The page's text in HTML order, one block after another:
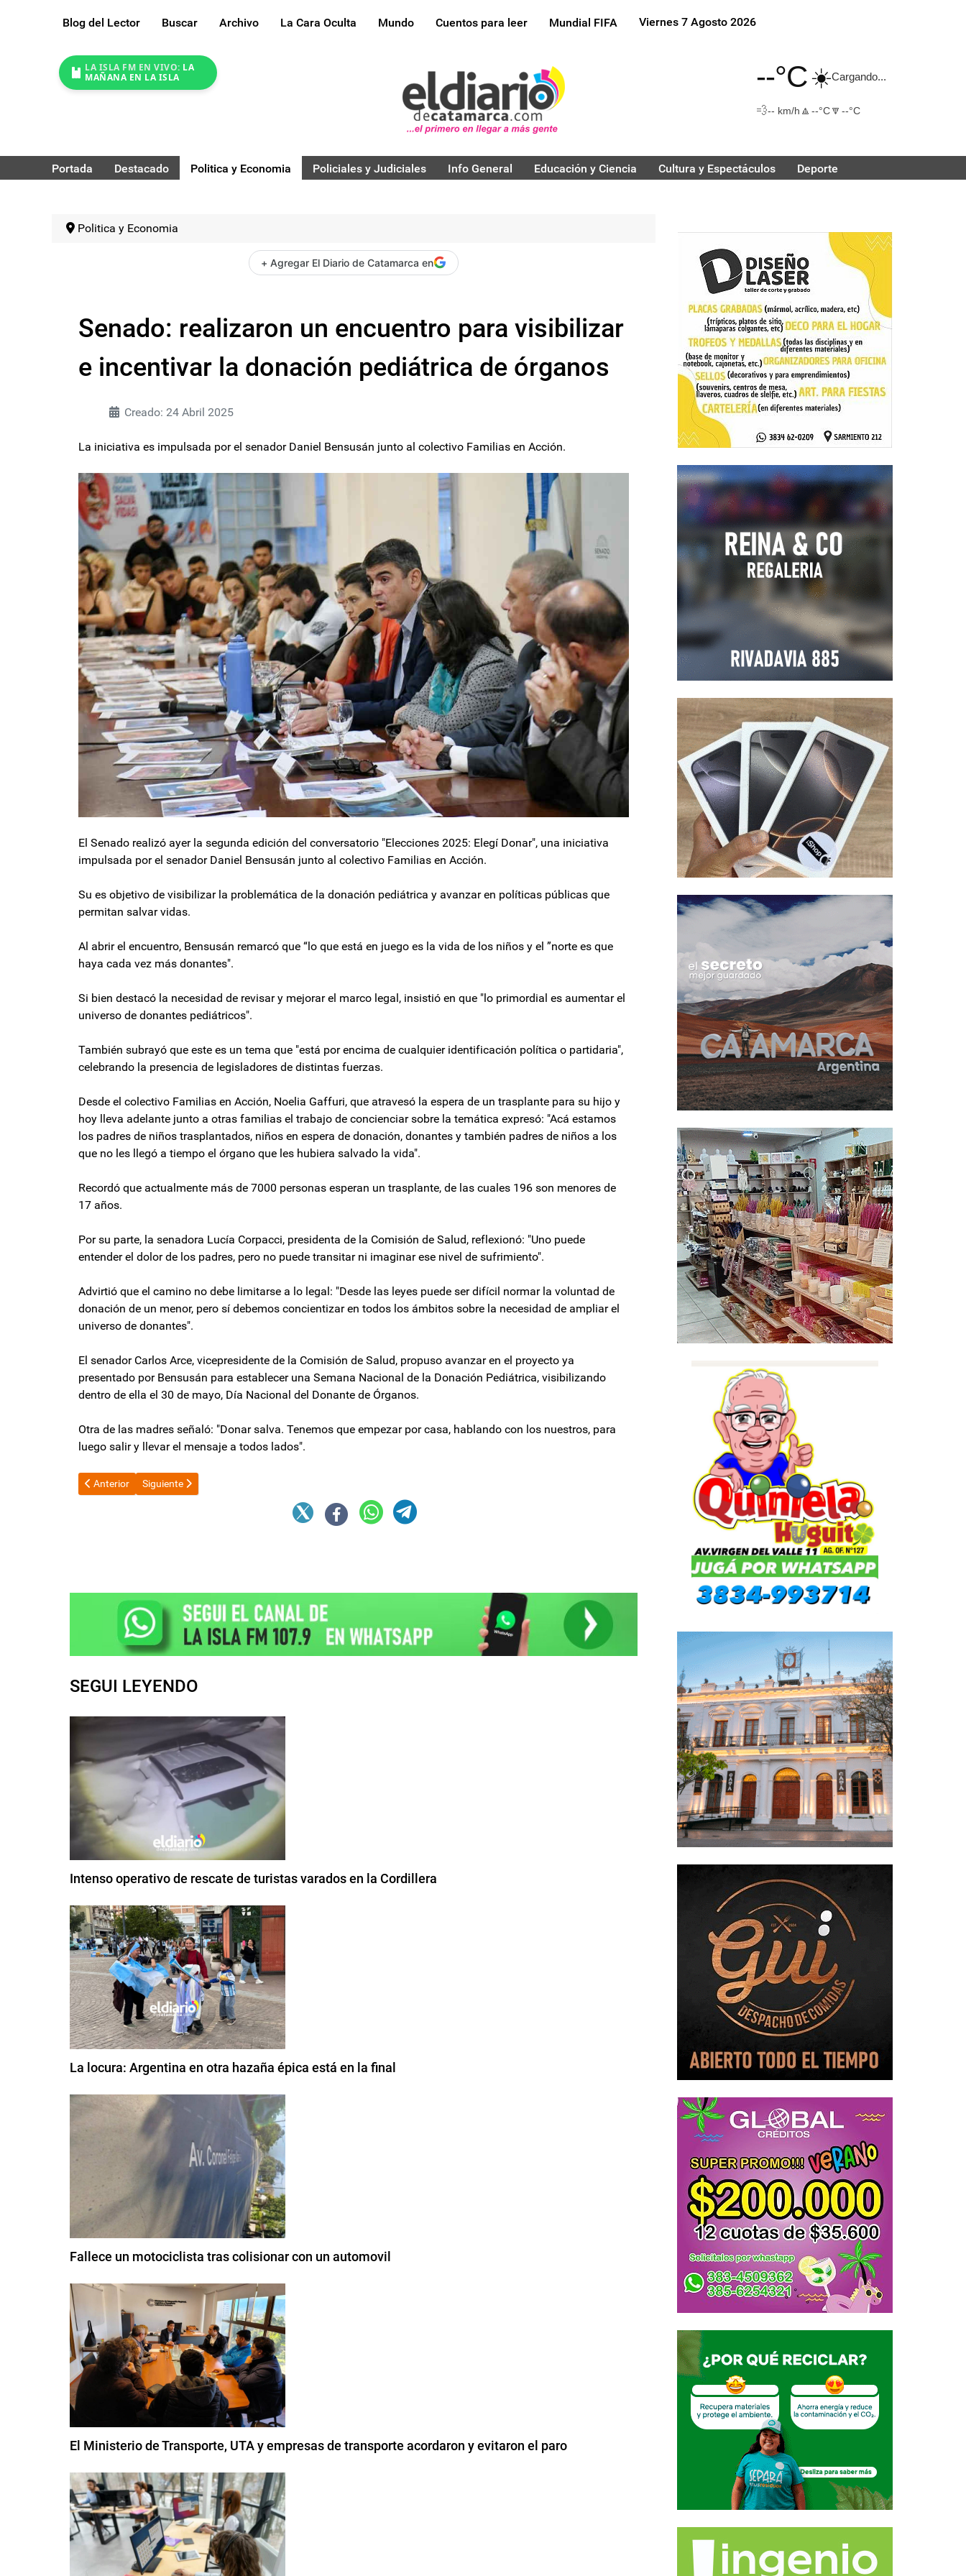
Blog del Lector Buscar Archivo La Cara Oculta Mundo Cuentos para leer Mundial FIFA Viernes 7 Agosto 2026
LA ISLA FM EN VIVO: LA
MAÑANA EN LA ISLA
--°C☀️Cargando...
💨-- km/h 🔼 --°C🔽 --°C
Portada Destacado Politica y Economia Policiales y Judiciales Info General Educación y Ciencia Cultura y Espectáculos Deporte
Politica y Economia
+ Agregar El Diario de Catamarca en
Senado: realizaron un encuentro para visibilizar
e incentivar la donación pediátrica de órganos
Creado: 24 Abril 2025
La iniciativa es impulsada por el senador Daniel Bensusán junto al colectivo Familias en Acción.
El Senado realizó ayer la segunda edición del conversatorio "Elecciones 2025: Elegí Donar", una iniciativa
impulsada por el senador Daniel Bensusán junto al colectivo Familias en Acción.
Su es objetivo de visibilizar la problemática de la donación pediátrica y avanzar en políticas públicas que
permitan salvar vidas.
Al abrir el encuentro, Bensusán remarcó que “lo que está en juego es la vida de los niños y el ”norte es que
haya cada vez más donantes".
Si bien destacó la necesidad de revisar y mejorar el marco legal, insistió en que "lo primordial es aumentar el
universo de donantes pediátricos".
También subrayó que este es un tema que "está por encima de cualquier identificación política o partidaria",
celebrando la presencia de legisladores de distintas fuerzas.
Desde el colectivo Familias en Acción, Noelia Gaffuri, que atravesó la espera de un trasplante para su hijo y
hoy lleva adelante junto a otras familias el trabajo de concienciar sobre la temática expresó: "Acá estamos
los padres de niños trasplantados, niños en espera de donación, donantes y también padres de niños a los
que no les llegó a tiempo el órgano que les hubiera salvado la vida".
Recordó que actualmente más de 7000 personas esperan un trasplante, de las cuales 196 son menores de
17 años.
Por su parte, la senadora Lucía Corpacci, presidenta de la Comisión de Salud, reflexionó: "Uno puede
entender el dolor de los padres, pero no puede transitar ni imaginar ese nivel de sufrimiento".
Advirtió que el camino no debe limitarse a lo legal: "Desde las leyes puede ser difícil normar la voluntad de
donación de un menor, pero sí debemos concientizar en todos los ámbitos sobre la necesidad de ampliar el
universo de donantes".
El senador Carlos Arce, vicepresidente de la Comisión de Salud, propuso avanzar en el proyecto ya
presentado por Bensusán para establecer una Semana Nacional de la Donación Pediátrica, visibilizando
dentro de ella el 30 de mayo, Día Nacional del Donante de Órganos.
Otra de las madres señaló: "Donar salva. Tenemos que empezar por casa, hablando con los nuestros, para
luego salir y llevar el mensaje a todos lados".
Artículo anterior: Javier Milei anticipó una nueva etapa de reformas: "Lo que no se usa, ¡vuela!"
Anterior Artículo siguiente: El FMI se mete en la disputa electoral y llama a votar por el gobierno de Javier Milei
Siguiente
SEGUI LEYENDO
Intenso operativo de rescate de turistas varados en la Cordillera
La locura: Argentina en otra hazaña épica está en la final
Fallece un motociclista tras colisionar con un automovil
El Ministerio de Transporte, UTA y empresas de transporte acordaron y evitaron el paro